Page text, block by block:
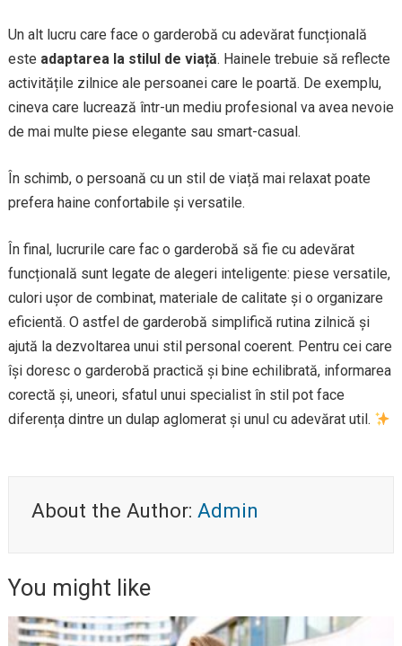
Un alt lucru care face o garderobă cu adevărat funcțională
este adaptarea la stilul de viață. Hainele trebuie să reflecte
activitățile zilnice ale persoanei care le poartă. De exemplu,
cineva care lucrează într-un mediu profesional va avea nevoie
de mai multe piese elegante sau smart-casual.
În schimb, o persoană cu un stil de viață mai relaxat poate
prefera haine confortabile și versatile.
În final, lucrurile care fac o garderobă să fie cu adevărat
funcțională sunt legate de alegeri inteligente: piese versatile,
culori ușor de combinat, materiale de calitate și o organizare
eficientă. O astfel de garderobă simplifică rutina zilnică și
ajută la dezvoltarea unui stil personal coerent. Pentru cei care
își doresc o garderobă practică și bine echilibrată, informarea
corectă și, uneori, sfatul unui specialist în stil pot face
diferența dintre un dulap aglomerat și unul cu adevărat util.
About the Author: Admin
You might like